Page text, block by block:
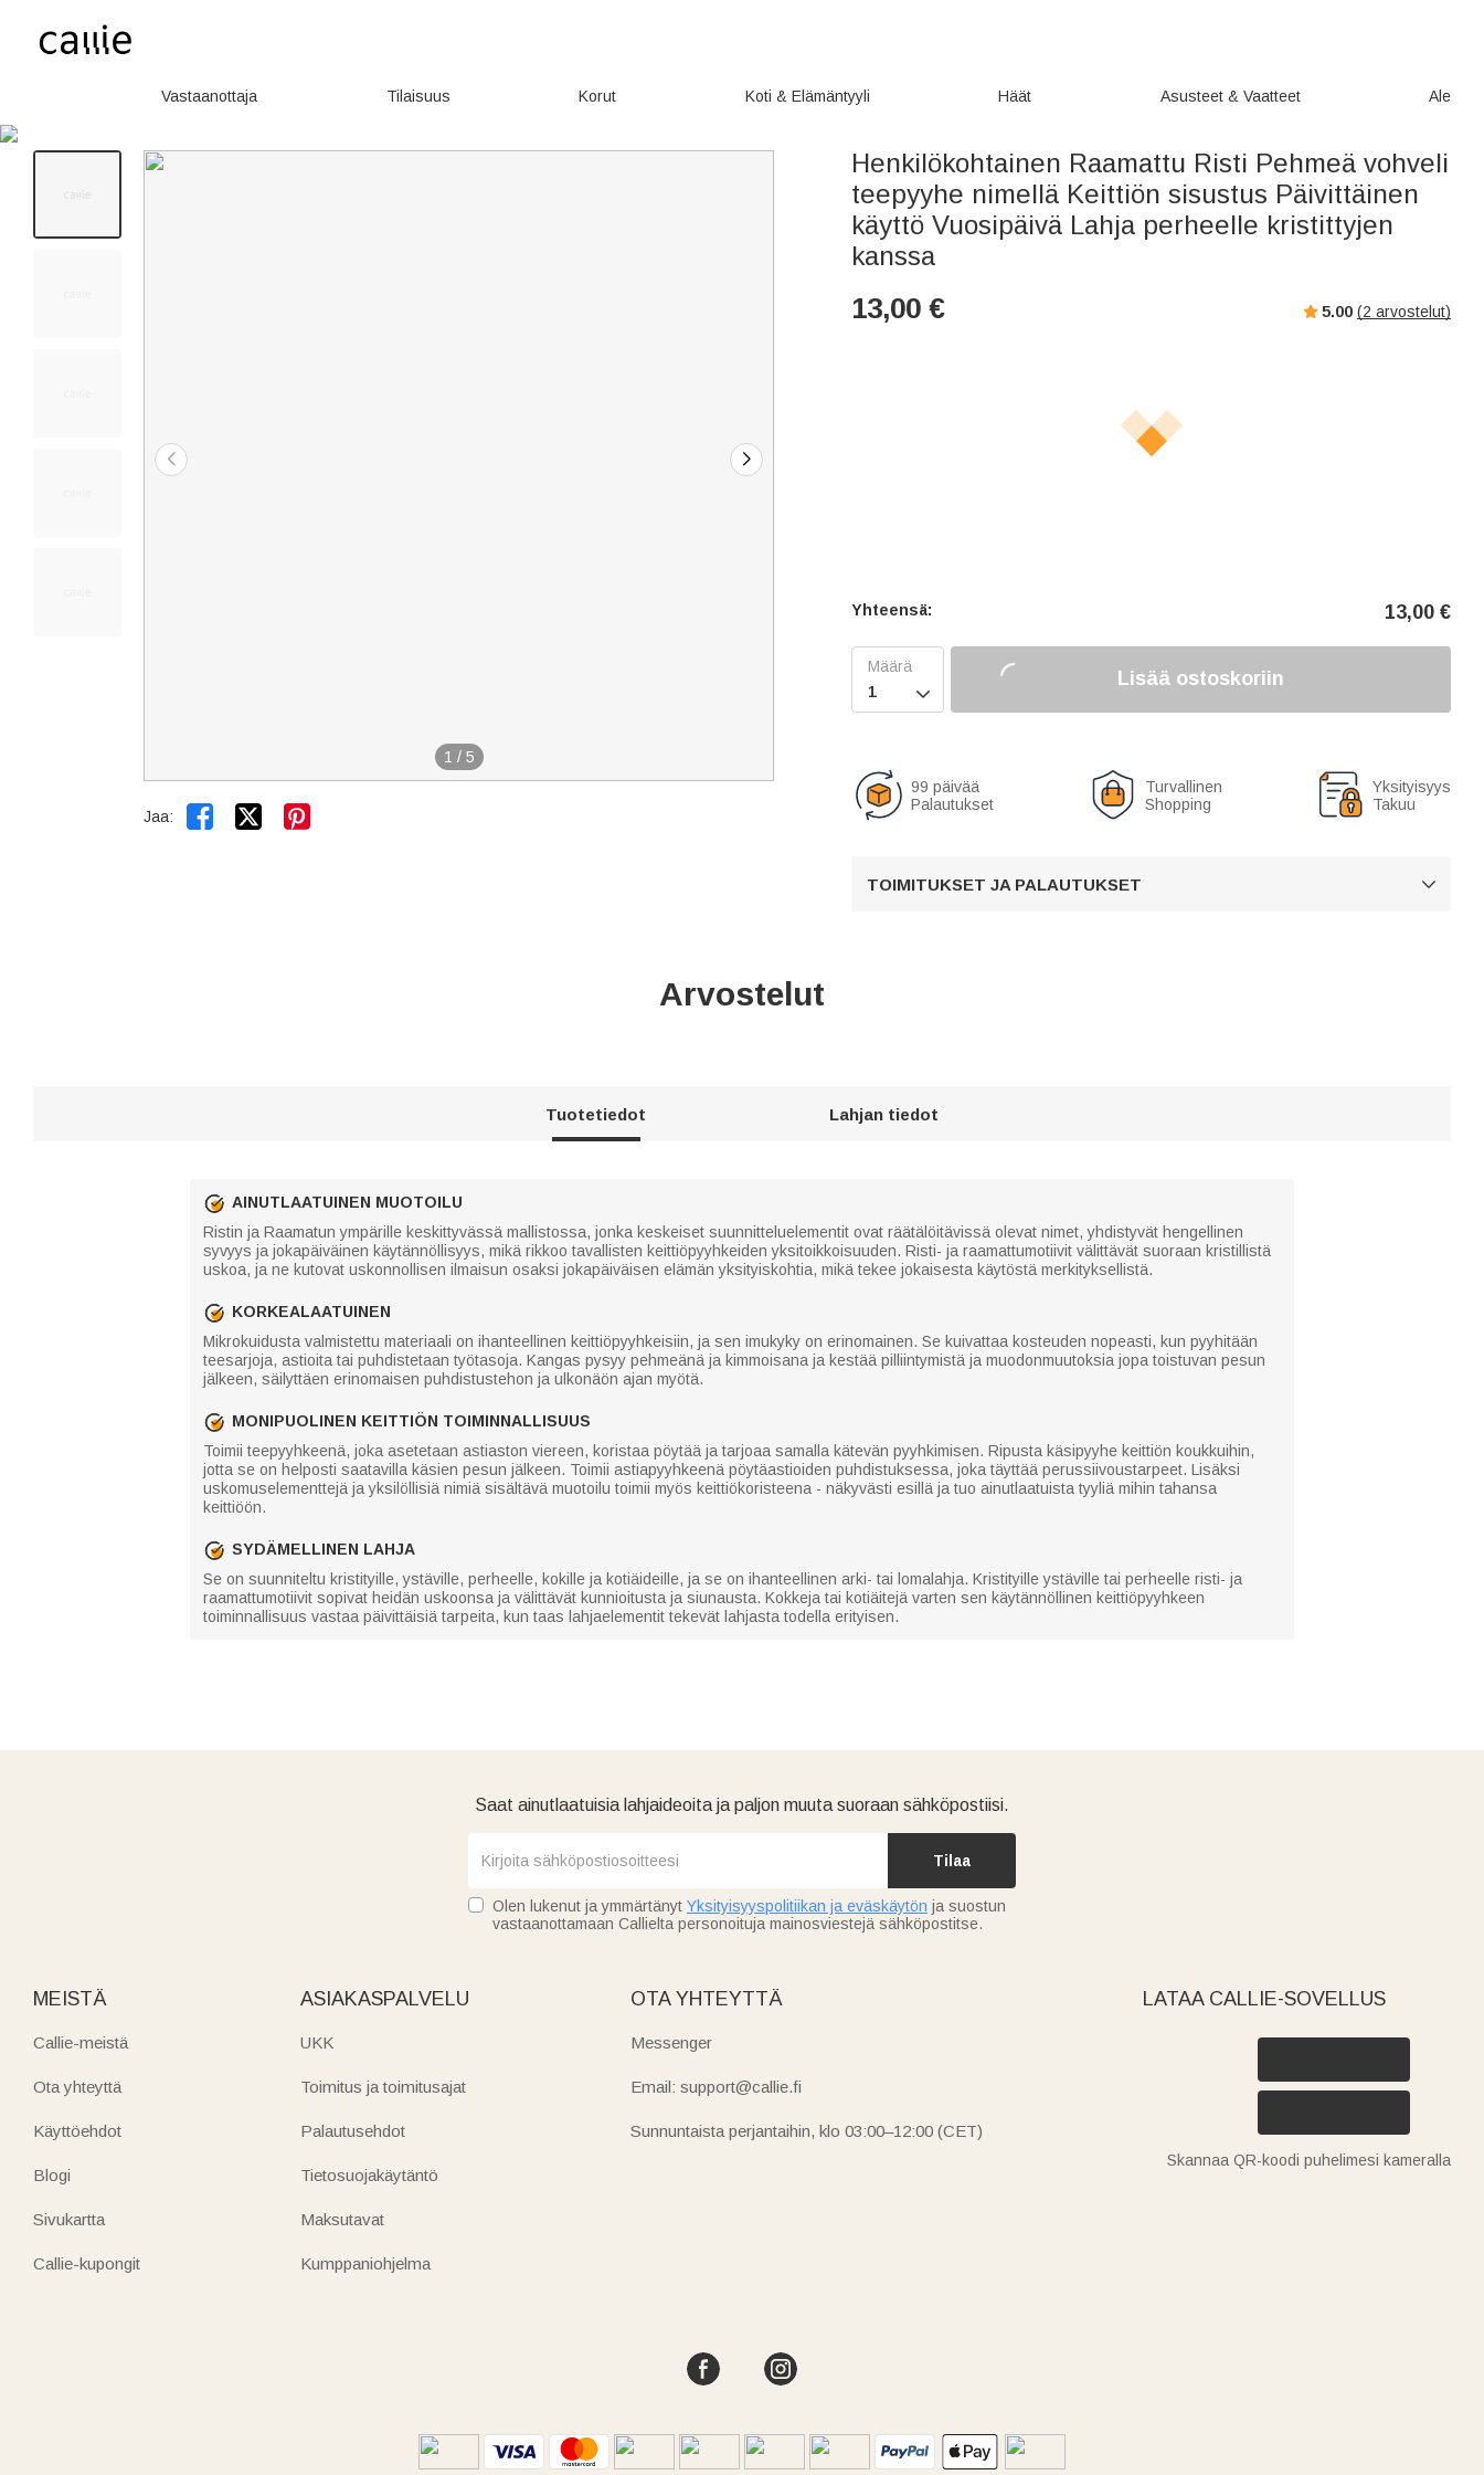
Vastaanottaja Tilaisuus Korut Koti & Elämäntyyli Häät Asusteet & Vaatteet Ale
1 / 5
Jaa:  
Henkilökohtainen Raamattu Risti Pehmeä vohveli
teepyyhe nimellä Keittiön sisustus Päivittäinen
käyttö Vuosipäivä Lahja perheelle kristittyjen
kanssa
13,00 € 5.00 (2 arvostelut)
Yhteensä: 13,00 €

Lisää ostoskoriin
99 päivää
Palautukset
Turvallinen
Shopping
Yksityisyys
Takuu
TOIMITUKSET JA PALAUTUKSET 
Arvostelut
Tuotetiedot Lahjan tiedot
AINUTLAATUINEN MUOTOILU
Ristin ja Raamatun ympärille keskittyvässä mallistossa, jonka keskeiset suunnitteluelementit ovat räätälöitävissä olevat nimet, yhdistyvät hengellinen
syvyys ja jokapäiväinen käytännöllisyys, mikä rikkoo tavallisten keittiöpyyhkeiden yksitoikkoisuuden. Risti- ja raamattumotiivit välittävät suoraan kristillistä
uskoa, ja ne kutovat uskonnollisen ilmaisun osaksi jokapäiväisen elämän yksityiskohtia, mikä tekee jokaisesta käytöstä merkityksellistä.
KORKEALAATUINEN
Mikrokuidusta valmistettu materiaali on ihanteellinen keittiöpyyhkeisiin, ja sen imukyky on erinomainen. Se kuivattaa kosteuden nopeasti, kun pyyhitään
teesarjoja, astioita tai puhdistetaan työtasoja. Kangas pysyy pehmeänä ja kimmoisana ja kestää pilliintymistä ja muodonmuutoksia jopa toistuvan pesun
jälkeen, säilyttäen erinomaisen puhdistustehon ja ulkonäön ajan myötä.
MONIPUOLINEN KEITTIÖN TOIMINNALLISUUS
Toimii teepyyhkeenä, joka asetetaan astiaston viereen, koristaa pöytää ja tarjoaa samalla kätevän pyyhkimisen. Ripusta käsipyyhe keittiön koukkuihin,
jotta se on helposti saatavilla käsien pesun jälkeen. Toimii astiapyyhkeenä pöytäastioiden puhdistuksessa, joka täyttää perussiivoustarpeet. Lisäksi
uskomuselementtejä ja yksilöllisiä nimiä sisältävä muotoilu toimii myös keittiökoristeena - näkyvästi esillä ja tuo ainutlaatuista tyyliä mihin tahansa
keittiöön.
SYDÄMELLINEN LAHJA
Se on suunniteltu kristityille, ystäville, perheelle, kokille ja kotiäideille, ja se on ihanteellinen arki- tai lomalahja. Kristityille ystäville tai perheelle risti- ja
raamattumotiivit sopivat heidän uskoonsa ja välittävät kunnioitusta ja siunausta. Kokkeja tai kotiäitejä varten sen käytännöllinen keittiöpyyhkeen
toiminnallisuus vastaa päivittäisiä tarpeita, kun taas lahjaelementit tekevät lahjasta todella erityisen.
Saat ainutlaatuisia lahjaideoita ja paljon muuta suoraan sähköpostiisi.
Tilaa
Olen lukenut ja ymmärtänyt Yksityisyyspolitiikan ja eväskäytön ja suostun
vastaanottamaan Callielta personoituja mainosviestejä sähköpostitse.
MEISTÄ
Callie-meistä
Ota yhteyttä
Käyttöehdot
Blogi
Sivukartta
Callie-kupongit
ASIAKASPALVELU
UKK
Toimitus ja toimitusajat
Palautusehdot
Tietosuojakäytäntö
Maksutavat
Kumppaniohjelma
OTA YHTEYTTÄ
Messenger
Email: support@callie.fi
Sunnuntaista perjantaihin, klo 03:00–12:00 (CET)
LATAA CALLIE-SOVELLUS
Skannaa QR-koodi puhelimesi kameralla